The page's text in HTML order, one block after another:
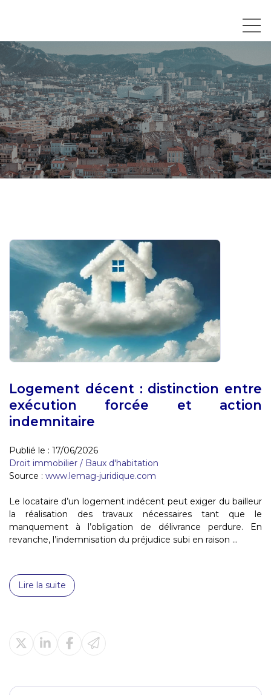
Logement décent : distinction entre
exécution forcée et action
indemnitaire
Publié le : 17/06/2026
Droit immobilier / Baux d'habitation
Source : www.lemag-juridique.com
Le locataire d’un logement indécent peut exiger du bailleur
la réalisation des travaux nécessaires tant que le
manquement à l’obligation de délivrance perdure. En
revanche, l’indemnisation du préjudice subi en raison ...
Lire la suite